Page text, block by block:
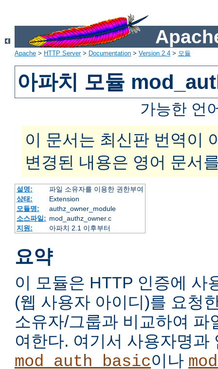
Apache > HTTP Server> Documentation > Version 2.4 > 모듈
아파치 모듈
가능한 언
이 문서는 최신판 번역이
변경된 내용은 영어 문서
설명:
파일 소유자를 이용한 권한부여
상태:
Extension
모듈명:
authz_owner_module
소스파일: mod_authz_owner.c
지원:
아파치 2.1 이후부터
요약
이 모듈은 HTTP 인증에 사
(웹 사용자 아이디)를 요청
소유자/그룹과 비교하여 파
여한다. 여기서 사용자명과
mod_auth_basic이나